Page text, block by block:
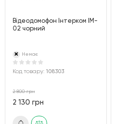
Відеодомофон Інтерком IM-
02 чорний
Немає
Код товару: 108303
2 800 грн
2 130 грн